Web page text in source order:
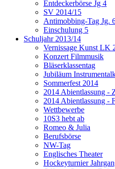
Entdeckerbörse Jg 4
SV 2014/15
Antimobbing-Tag Jg.
Einschulung 5
Schuljahr 2013/14
Vernissage Kunst LK
Konzert Filmmusik
Bläserklassentag
Jubiläum
Sommerfest 2014
2014 Abientlassung -
2014 Abientlassung -
Wettbewerbe
10S3 hebt ab
Romeo & Julia
Berufsbörse
NW-Tag
Englisches Theater
Hockeyturnier